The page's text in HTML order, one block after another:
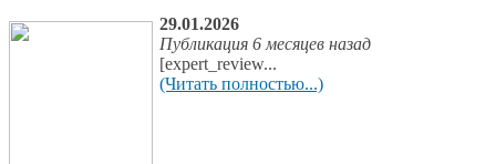
29.01.2026
Публикация 6 месяцев назад
[expert_review...
(Читать полностью...)